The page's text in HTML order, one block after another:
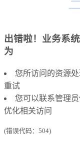
出错啦！业务系
为
您所访问的资源
重试
您可以联系管理
优化相关访问
(错误代码：504)